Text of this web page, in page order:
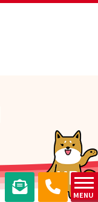
MENU